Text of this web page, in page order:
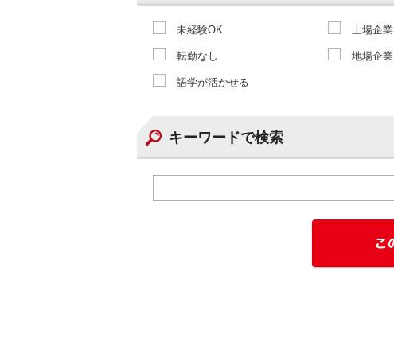
未経験OK 上場企業
転勤なし 地場企業
語学が活かせる
キーワードで検索